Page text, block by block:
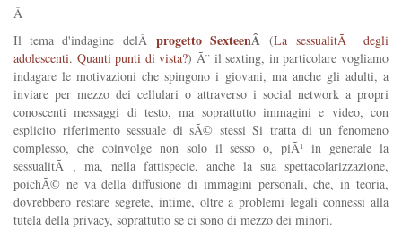
Â
Il tema d'indagine delÂ progetto SexteenÂ(La sessualitÃ degli
adolescenti. Quanti punti di vista?) Ã¨ il sexting, in particolare vogliamo
indagare le motivazioni che spingono i giovani, ma anche gli adulti, a
inviare per mezzo dei cellulari o attraverso i social network a propri
conoscenti messaggi di testo, ma soprattutto immagini e video, con
esplicito riferimento sessuale di sÃ© stessi Si tratta di un fenomeno
complesso, che coinvolge non solo il sesso o, piÃ¹ in generale la
sessualitÃ , ma, nella fattispecie, anche la sua spettacolarizzazione,
poichÃ© ne va della diffusione di immagini personali, che, in teoria,
dovrebbero restare segrete, intime, oltre a problemi legali connessi alla
tutela della privacy, soprattutto se ci sono di mezzo dei minori.